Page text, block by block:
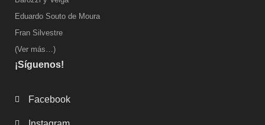
Eduardo Souto de Moura
Fran Silvestre
(Ver más…)
¡Síguenos!
Facebook